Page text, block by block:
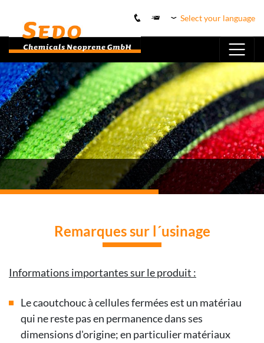
Select your language
Remarques sur l´usinage
Informations importantes sur le produit :
Le caoutchouc à cellules fermées est un matériau
qui ne reste pas en permanence dans ses
dimensions d'origine; en particulier matériaux